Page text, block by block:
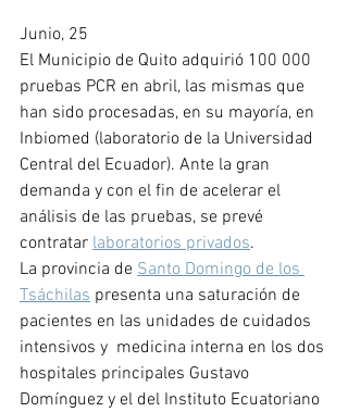
Junio, 25
El Municipio de Quito adquirió 100 000
pruebas PCR en abril, las mismas que
han sido procesadas, en su mayoría, en
Inbiomed (laboratorio de la Universidad
Central del Ecuador). Ante la gran
demanda y con el fin de acelerar el
análisis de las pruebas, se prevé
contratar laboratorios privados.
La provincia de Santo Domingo de los
Tsáchilas presenta una saturación de
pacientes en las unidades de cuidados
intensivos y  medicina interna en los dos
hospitales principales Gustavo
Domínguez y el del Instituto Ecuatoriano